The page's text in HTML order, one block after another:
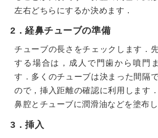
左右どちらにするか決めます．
2．経鼻チューブの準備
チューブの長さをチェックします．
する場合は，成人で門歯から噴門
す．多くのチューブは決まった間隔
ので，挿入距離の確認に利用します
鼻腔とチューブに潤滑油などを塗布し
3．挿入